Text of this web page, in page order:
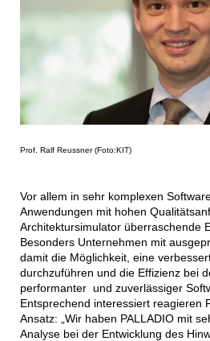
Prof. Ralf Reussner (Foto:KIT)
Vor allem in sehr komplexen
Anwendungen mit hohen
Architektursimulator überraschende
Besonders Unternehmen mit
damit die Möglichkeit, eine
durchzuführen und die Effizienz bei
performanter und zuverlässiger
Entsprechend interessiert reagieren
Ansatz: „Wir haben PALLADIO mit
Analyse bei der Entwicklung des